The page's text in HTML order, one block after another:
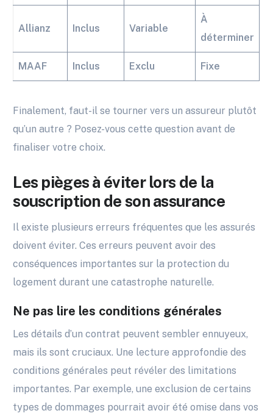
Allianz Inclus Variable
À
déterminer
MAAF Inclus Exclu Fixe
Finalement, faut-il se tourner vers un assureur plutôt
qu’un autre ? Posez-vous cette question avant de
finaliser votre choix.
Les pièges à éviter lors de la
souscription de son assurance
Il existe plusieurs erreurs fréquentes que les assurés
doivent éviter. Ces erreurs peuvent avoir des
conséquences importantes sur la protection du
logement durant une catastrophe naturelle.
Ne pas lire les conditions générales
Les détails d’un contrat peuvent sembler ennuyeux,
mais ils sont cruciaux. Une lecture approfondie des
conditions générales peut révéler des limitations
importantes. Par exemple, une exclusion de certains
types de dommages pourrait avoir été omise dans vos